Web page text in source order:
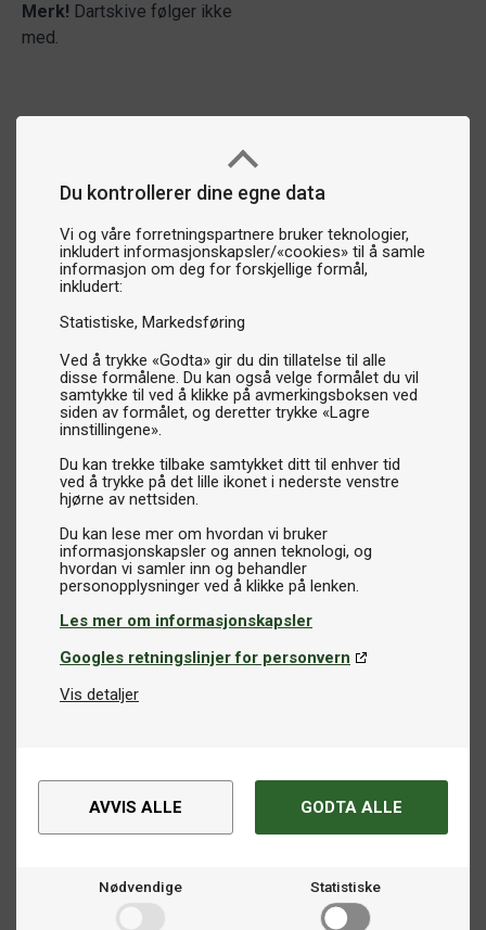
Du kontrollerer dine egne data
Vi og våre forretningspartnere bruker teknologier,
inkludert informasjonskapsler/«cookies» til å samle
informasjon om deg for forskjellige formål,
inkludert:
Statistiske Markedsføring
Ved å trykke «Godta» gir du din tillatelse til alle
disse formålene. Du kan også velge formålet du vil
samtykke til ved å klikke på avmerkingsboksen ved
siden av formålet, og deretter trykke «Lagre
innstillingene».
Du kan trekke tilbake samtykket ditt til enhver tid
ved å trykke på det lille ikonet i nederste venstre
hjørne av nettsiden.
Du kan lese mer om hvordan vi bruker
informasjonskapsler og annen teknologi, og
hvordan vi samler inn og behandler
Les mer om informasjonskapsler
Googles retningslinjer for personvern
Vis detaljer
AVVIS ALLE GODTA ALLE
Nødvendige Statistiske
Merk! Dartskive følger ikke
med.